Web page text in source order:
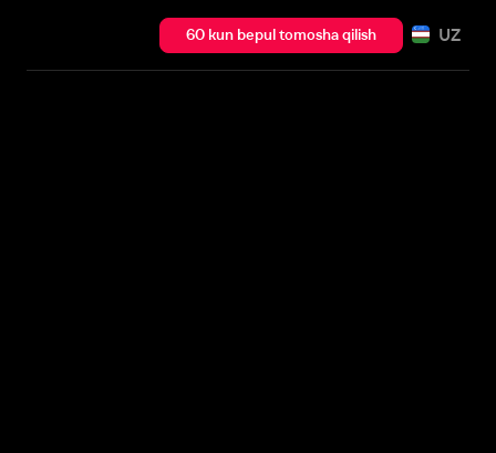
60 kun bepul tomosha qilish UZ